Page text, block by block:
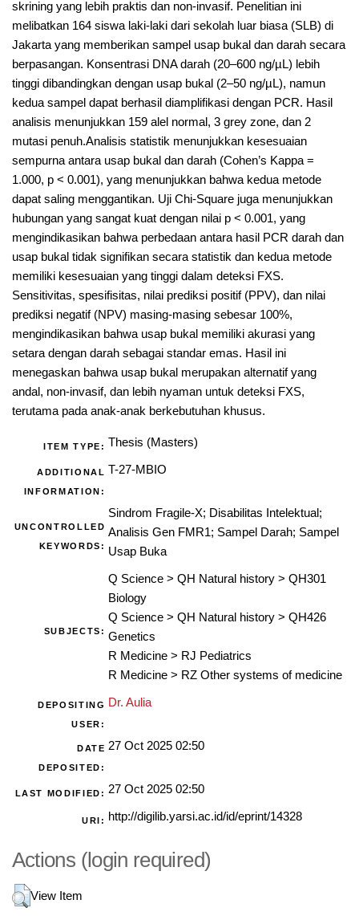
skrining yang lebih praktis dan non-invasif. Penelitian ini
melibatkan 164 siswa laki-laki dari sekolah luar biasa (SLB) di
Jakarta yang memberikan sampel usap bukal dan darah secara
berpasangan. Konsentrasi DNA darah (20–600 ng/µL) lebih
tinggi dibandingkan dengan usap bukal (2–50 ng/µL), namun
kedua sampel dapat berhasil diamplifikasi dengan PCR. Hasil
analisis menunjukkan 159 alel normal, 3 grey zone, dan 2
mutasi penuh.Analisis statistik menunjukkan kesesuaian
sempurna antara usap bukal dan darah (Cohen’s Kappa =
1.000, p < 0.001), yang menunjukkan bahwa kedua metode
dapat saling menggantikan. Uji Chi-Square juga menunjukkan
hubungan yang sangat kuat dengan nilai p < 0.001, yang
mengindikasikan bahwa perbedaan antara hasil PCR darah dan
usap bukal tidak signifikan secara statistik dan kedua metode
memiliki kesesuaian yang tinggi dalam deteksi FXS.
Sensitivitas, spesifisitas, nilai prediksi positif (PPV), dan nilai
prediksi negatif (NPV) masing-masing sebesar 100%,
mengindikasikan bahwa usap bukal memiliki akurasi yang
setara dengan darah sebagai standar emas. Hasil ini
menegaskan bahwa usap bukal merupakan alternatif yang
andal, non-invasif, dan lebih nyaman untuk deteksi FXS,
terutama pada anak-anak berkebutuhan khusus.
ITEM TYPE: Thesis (Masters)
ADDITIONAL
INFORMATION:
T-27-MBIO
UNCONTROLLED
KEYWORDS:
Sindrom Fragile-X; Disabilitas Intelektual;
Analisis Gen FMR1; Sampel Darah; Sampel
Usap Buka
SUBJECTS:
Q Science> QH Natural history> QH301
Biology
Q Science> QH Natural history> QH426
Genetics
R Medicine> RJ Pediatrics
R Medicine> RZ Other systems of medicine
DEPOSITING
USER:
Dr. Aulia
DATE
DEPOSITED:
27 Oct 2025 02:50
LAST MODIFIED: 27 Oct 2025 02:50
URI: http://digilib.yarsi.ac.id/id/eprint/14328
Actions (login required)
View Item